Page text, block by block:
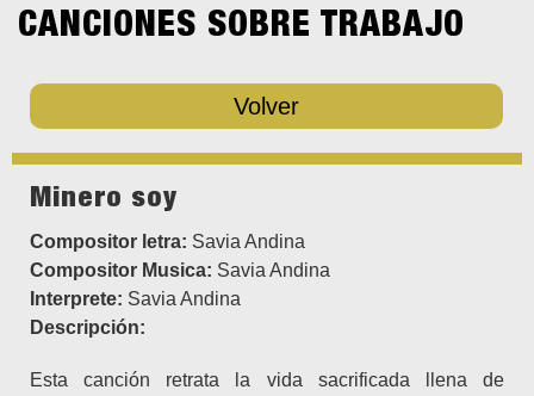
CANCIONES SOBRE TRABAJO
Volver
Minero soy
Compositor letra: Savia Andina
Compositor Musica: Savia Andina
Interprete: Savia Andina
Descripción:
Esta canción retrata la vida sacrificada llena de